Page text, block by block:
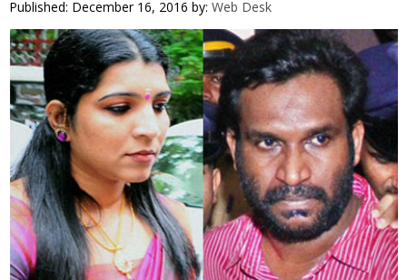
YOUR SAY
COOKERY
KARSHAKAN
TOURS & TRAVEL
GREETINGS
CLASSIFIEDS
OBITUARY
Published: December 16, 2016 by: Web Desk